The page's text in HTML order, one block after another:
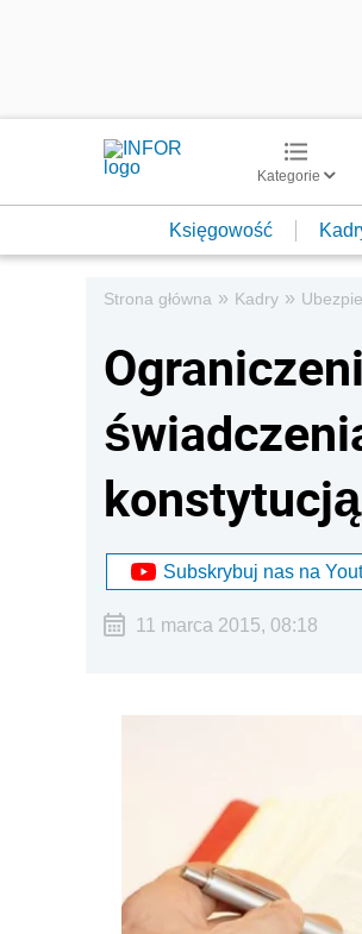
Kategorie
Księgowość
Strona główna » Kadry »
konstytucją
Subskrybuj nas na
11 marca 2015, 08:18